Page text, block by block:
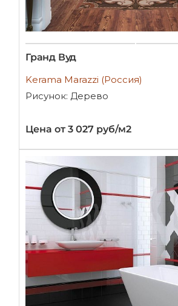
Гранд Вуд
Kerama Marazzi (Россия)
Рисунок: Дерево
Цена от 3 027 руб/м2